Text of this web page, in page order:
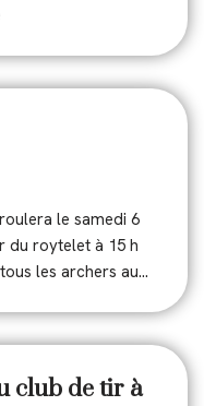
le samedi 6
du roytelet à 15 h
les archers au…
club de tir à